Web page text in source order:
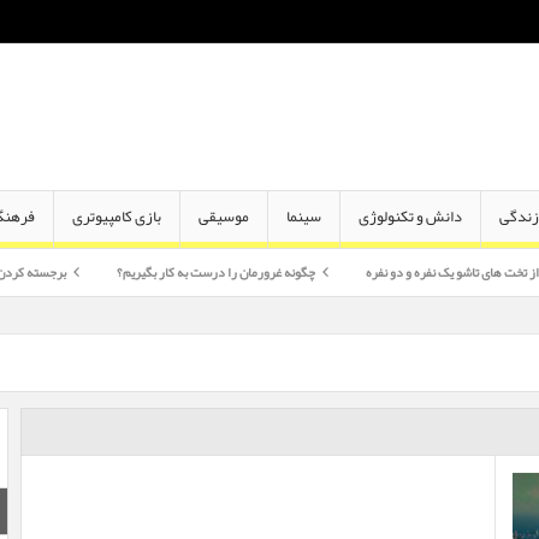
دانش و تکنولوژی سینما موسیقی بازی کامپیوتری
یک نفره و دو نفره چگونه غرورمان را درست به کار بگیریم؟ برجسته کردن گونه